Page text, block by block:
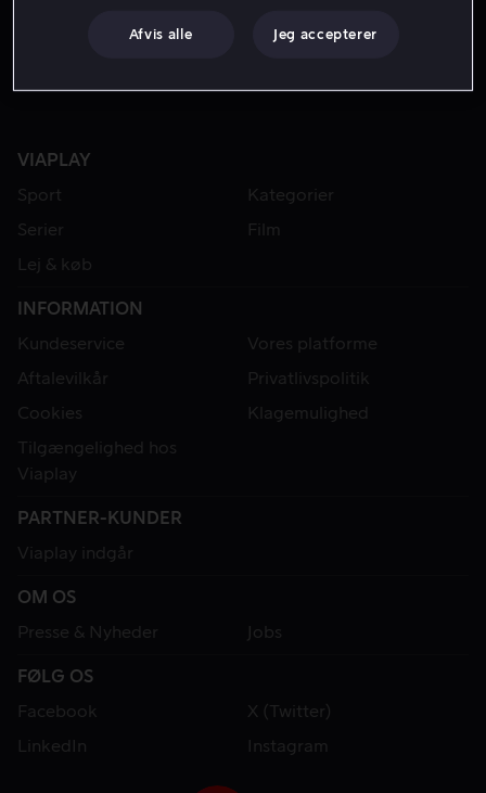
VIAPLAY
Sport
Kategorier
Serier
Film
Lej & køb
INFORMATION
Kundeservice
Vores platforme
Aftalevilkår
Privatlivspolitik
Cookies
Klagemulighed
Tilgængelighed hos
Viaplay
PARTNER-KUNDER
Viaplay indgår
OM OS
Presse & Nyheder
Jobs
FØLG OS
Facebook
X (Twitter)
LinkedIn
Instagram
Afvis alle Jeg accepterer